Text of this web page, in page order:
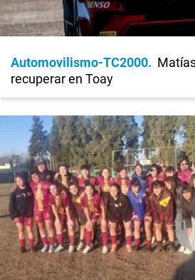
Automovilismo-TC2000
recuperar en Toay